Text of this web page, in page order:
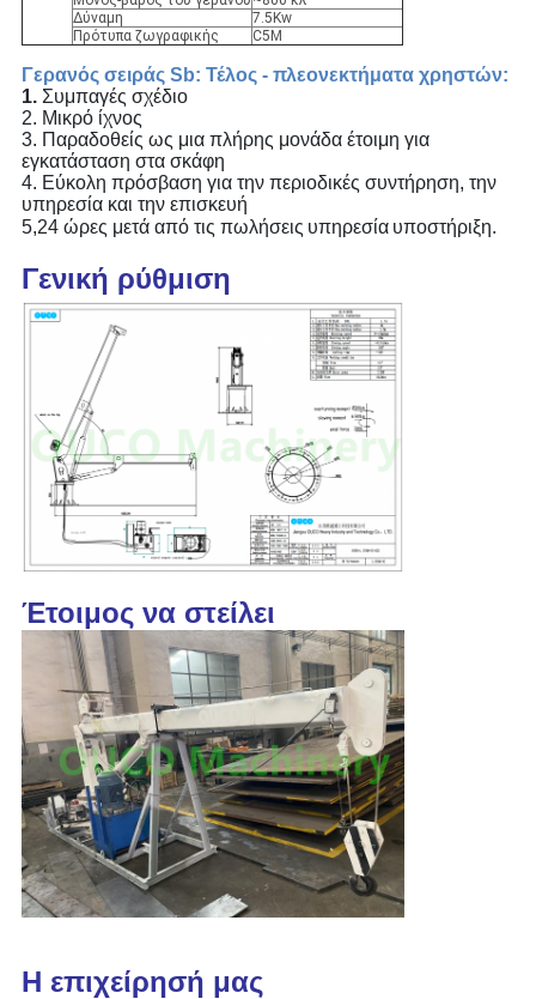
Δύναμη
7.5Kw
Πρότυπα ζωγραφικής
C5M
Γερανός σειράς Sb: Τέλος - πλεονεκτήματα χρηστών:
1. Συμπαγές σχέδιο
2. Μικρό ίχνος
3. Παραδοθείς ως μια πλήρης μονάδα έτοιμη για
εγκατάσταση στα σκάφη
4. Εύκολη πρόσβαση για την περιοδικές συντήρηση, την
υπηρεσία και την επισκευή
5,24 ώρες μετά από τις πωλήσεις υπηρεσία υποστήριξη.
Γενική ρύθμιση
Έτοιμος να στείλει
Η επιχείρησή μας